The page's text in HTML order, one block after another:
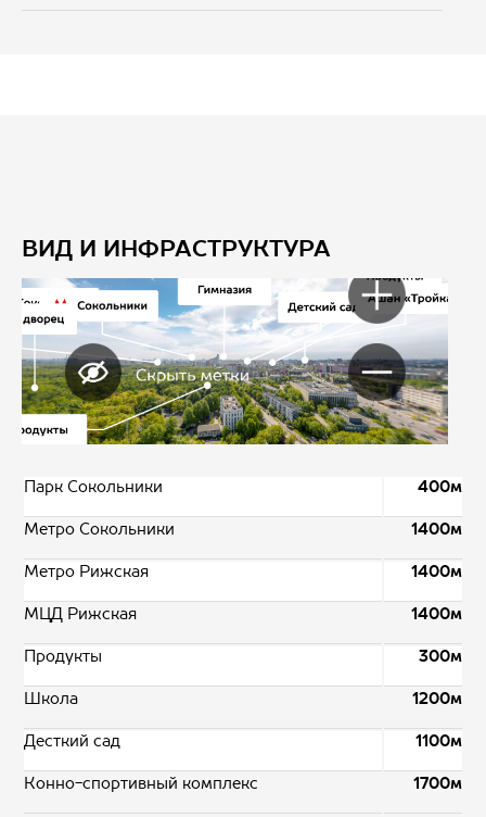
ВИД И ИНФРАСТРУКТУРА
Парк Сокольники 400м
Метро Сокольники 1400м
Метро Рижская 1400м
МЦД Рижская 1400м
Продукты 300м
Школа 1200м
Десткий сад 1100м
Конно-спортивный комплекс 1700м